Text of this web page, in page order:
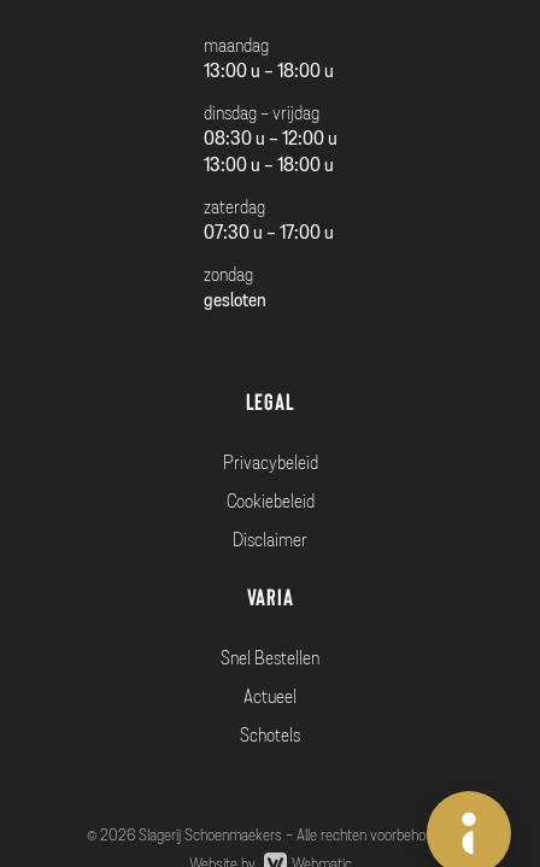
maandag
13:00 u - 18:00 u
dinsdag - vrijdag
08:30 u - 12:00 u
13:00 u - 18:00 u
zaterdag
07:30 u - 17:00 u
zondag
gesloten
Legal
Privacybeleid
Cookiebeleid
Disclaimer
Varia
Snel Bestellen
Actueel
Schotels
© 2026 Slagerij Schoenmaekers - Alle rechten voorbehouden